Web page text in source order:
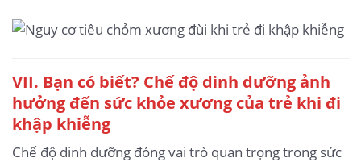
VII. Bạn có biết? Chế độ dinh dưỡng ảnh
hưởng đến sức khỏe xương của trẻ khi đi
khập khiễng
Chế độ dinh dưỡng đóng vai trò quan trọng trong sức